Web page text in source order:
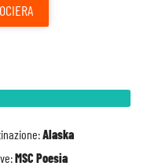
Alaska
MSC Poesia